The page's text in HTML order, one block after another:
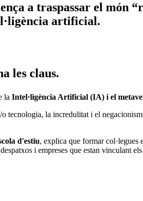
a traspassar el món
artificial.
les claus.
la Intel·ligència Artificial (IA) i el
tecnologia, la incredulitat i el
d'estiu, explica que formar col·legues
i empreses que estan vinculant